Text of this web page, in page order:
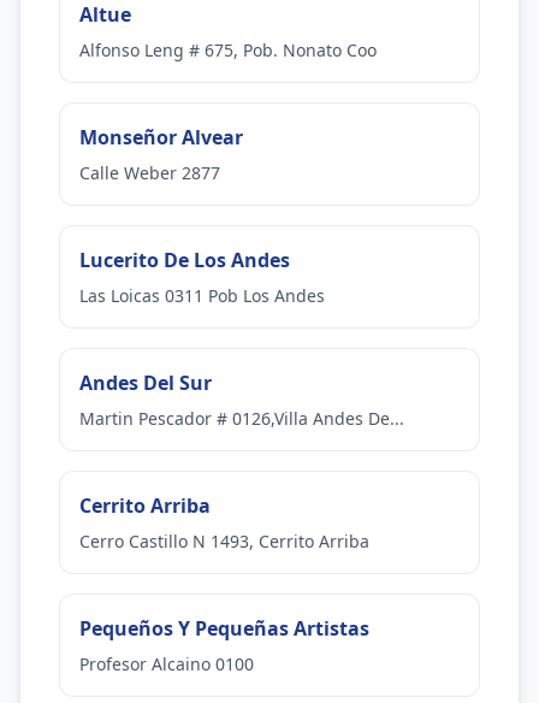
Altue
Alfonso Leng # 675, Pob. Nonato Coo
Monseñor Alvear
Calle Weber 2877
Lucerito De Los Andes
Las Loicas 0311 Pob Los Andes
Andes Del Sur
Martin Pescador # 0126,Villa Andes De...
Cerrito Arriba
Cerro Castillo N 1493, Cerrito Arriba
Pequeños Y Pequeñas Artistas
Profesor Alcaino 0100